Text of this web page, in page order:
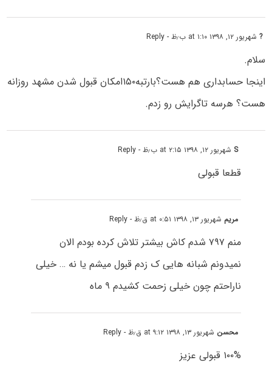
?شهریور ۱۲, ۱۳۹۸ at ۱:۱۰ ب٫ظ - Reply
سلام.
اینجا حسابداری هم هست؟بارتبه۱۵۰امکان قبول شدن مشهد روزانه
هست؟ هرسه تاگرایش رو زدم.
S شهریور ۱۲, ۱۳۹۸ at ۲:۱۵ ب٫ظ - Reply
قطعا قبولی
مریم شهریور ۱۳, ۱۳۹۸ at ۰:۵۱ ق٫ظ - Reply
منم ۷۹۷ شدم کاش بیشتر تلاش کرده بودم الان
نمیدونم شبانه هایی ک زدم قبول میشم یا نه … خیلی
ناراحتم چون خیلی زحمت کشیدم ۹ ماه
محسن شهریور ۱۳, ۱۳۹۸ at ۹:۱۲ ق٫ظ - Reply
۱۰۰% قبولی عزیز